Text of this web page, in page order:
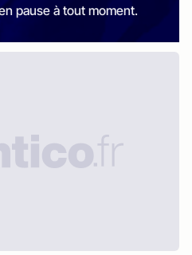
pause à tout moment.